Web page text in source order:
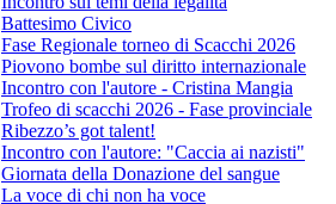
Battesimo Civico
Fase Regionale torneo di Scacchi 2026
Piovono bombe sul diritto internazionale
Incontro con l'autore - Cristina Mangia
Trofeo di scacchi 2026 - Fase provinciale
Ribezzo’s got talent!
Incontro con l'autore: "Caccia ai nazisti"
Giornata della Donazione del sangue
La voce di chi non ha voce